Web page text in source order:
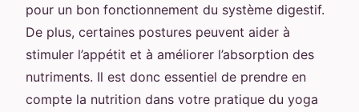
pour un bon fonctionnement du système digestif.
De plus, certaines postures peuvent aider à
stimuler l’appétit et à améliorer l’absorption des
nutriments. Il est donc essentiel de prendre en
compte la nutrition dans votre pratique du yoga